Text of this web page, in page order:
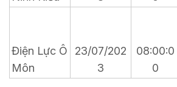
Điện Lực Ô
Môn
23/07/202
3
08:00:0
0